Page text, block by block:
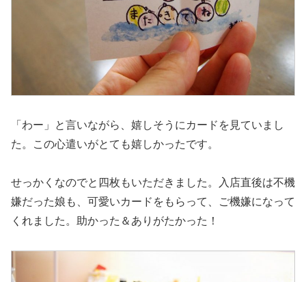
「わー」と言いながら、嬉しそうにカードを見ていまし
た。この心遣いがとても嬉しかったです。
せっかくなのでと四枚もいただきました。入店直後は不機
嫌だった娘も、可愛いカードをもらって、ご機嫌になって
くれました。助かった＆ありがたかった！